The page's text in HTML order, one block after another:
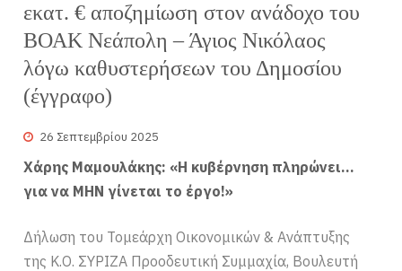
εκατ. € αποζημίωση στον ανάδοχο του
ΒΟΑΚ Νεάπολη – Άγιος Νικόλαος
λόγω καθυστερήσεων του Δημοσίου
(έγγραφο)
26 Σεπτεμβρίου 2025
Χάρης Μαμουλάκης: «Η κυβέρνηση πληρώνει…
για να ΜΗΝ γίνεται το έργο!»
Δήλωση του Τομεάρχη Οικονομικών & Ανάπτυξης
της Κ.Ο. ΣΥΡΙΖΑ Προοδευτική Συμμαχία, Βουλευτή